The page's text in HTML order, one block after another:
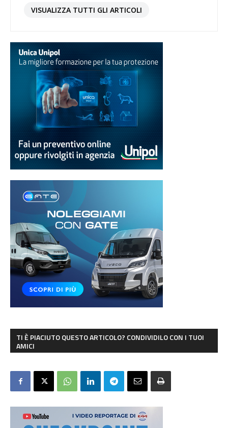
VISUALIZZA TUTTI GLI ARTICOLI
TI È PIACIUTO QUESTO ARTICOLO? CONDIVIDILO CON I TUOI
AMICI